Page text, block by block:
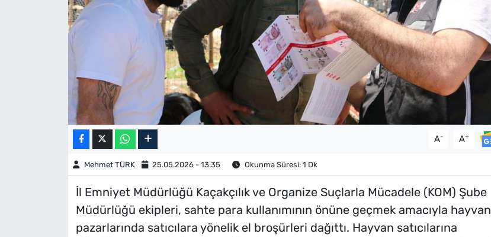
A- A+
Mehmet TÜRK 25.05.2026 - 13:35 Okunma Süresi: 1 Dk
İl Emniyet Müdürlüğü Kaçakçılık ve Organize Suçlarla Mücadele (KOM) Şube
Müdürlüğü ekipleri, sahte para kullanımının önüne geçmek amacıyla hayvan
pazarlarında satıcılara yönelik el broşürleri dağıttı. Hayvan satıcılarına